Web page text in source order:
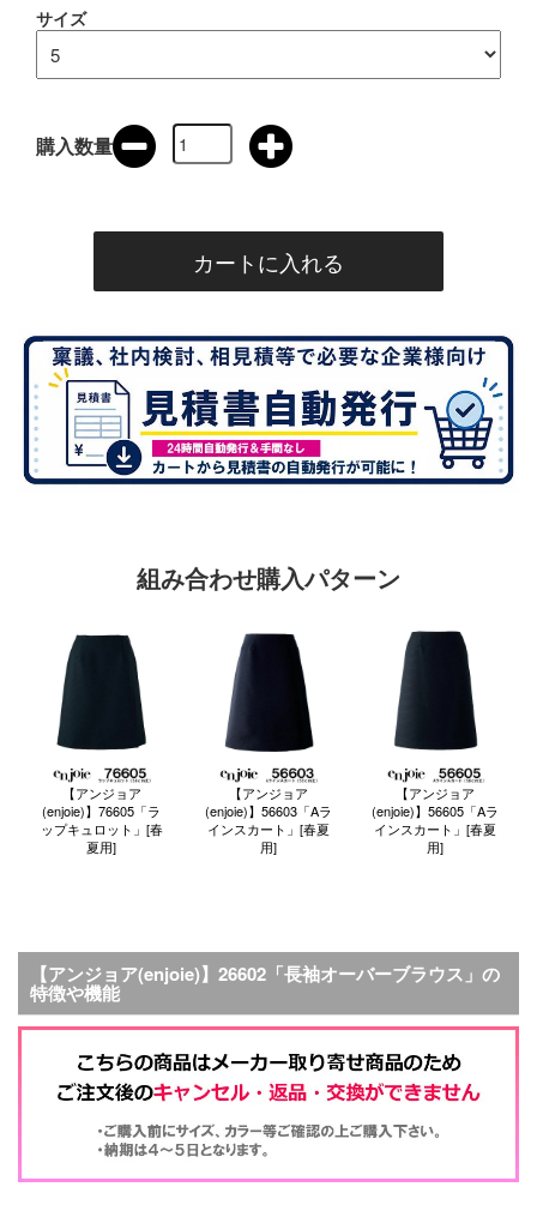
サイズ
購入数量
組み合わせ購入パターン
【アンジョア
(enjoie)】76605「ラ
ップキュロット」[春
夏用]
【アンジョア
(enjoie)】56603「Aラ
インスカート」[春夏
用]
【アンジョア
(enjoie)】56605「Aラ
インスカート」[春夏
用]
【アンジョア(enjoie)】26602「長袖オーバーブラウス」の
特徴や機能